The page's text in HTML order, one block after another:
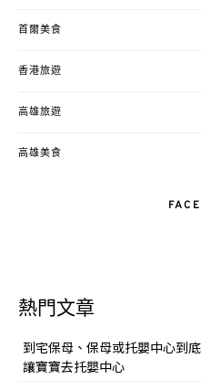
首爾美食
香港旅遊
高雄旅遊
高雄美食
熱門文章
到宅保母、保母或托嬰中心到
讓寶寶去托嬰中心